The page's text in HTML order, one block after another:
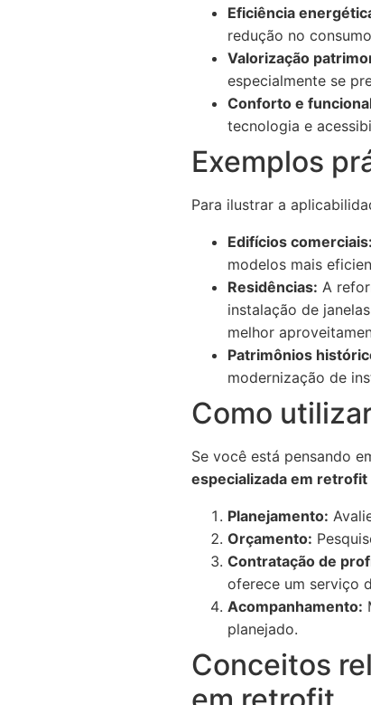
Eficiência
redução no
Valorização
especialmente se
Conforto e
tecnologia e
Exemplos
Para ilustrar a
Edifícios comerciais:
modelos mais
Residências: A
instalação de
melhor
Patrimônios
modernização de
Como
Se você está pensando
especializada em retrofit
Planejamento:
Orçamento:
Contratação de
oferece um serviço
Acompanhamento:
planejado.
Conceitos